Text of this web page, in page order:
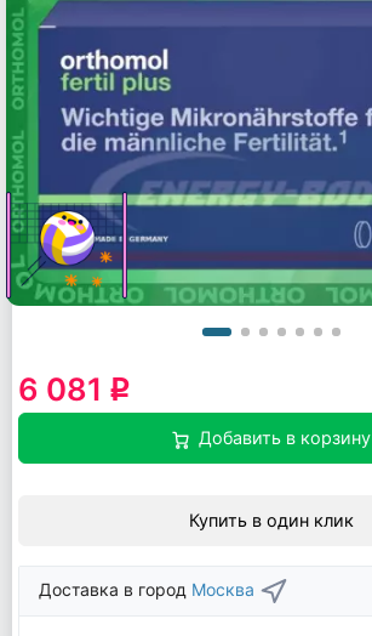
6 081 q
Добавить в корзину
Купить в один клик
Доставка в город Москва